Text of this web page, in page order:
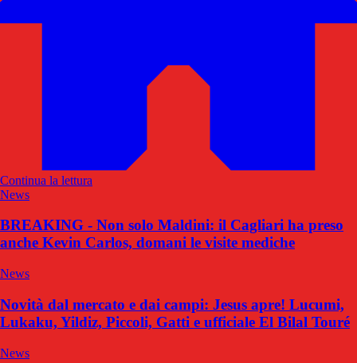
Continua la lettura
News
BREAKING - Non solo Maldini: il Cagliari ha preso
anche Kevin Carlos, domani le visite mediche
News
Novità dal mercato e dai campi: Jesus apre! Lucumi,
Lukaku, Yildiz, Piccoli, Gatti e ufficiale El Bilal Touré
News